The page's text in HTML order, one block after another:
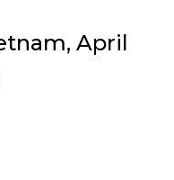
April